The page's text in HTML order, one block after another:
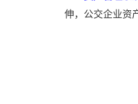
伸，公交企业资